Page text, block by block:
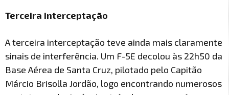
Terceira interceptação
A terceira interceptação teve ainda mais claramente
sinais de interferência. Um F-5E decolou às 22h50 da
Base Aérea de Santa Cruz, pilotado pelo Capitão
Márcio Brisolla Jordão, logo encontrando numerosos